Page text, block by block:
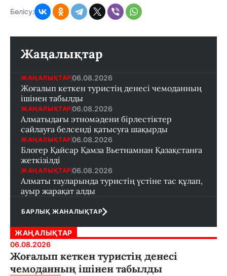
Бөлісу:
Жаңалықтар
ЖАҢАЛЫҚТАР 06.08.2026
Жоғалып кеткен туристің денесі чемоданның
ішінен табылды
ЖАҢАЛЫҚТАР 06.08.2026
Алматыдағы этномәдени бірлестіктер
сайлауға белсенді қатысуға шақырды
ЖАҢАЛЫҚТАР 06.08.2026
Блогер Қайсар Қамза Вьетнамнан Қазақстанға
жеткізілді
ЖАҢАЛЫҚТАР 06.08.2026
Алматы тауларында туристің үстіне тас құлап,
ауыр жарақат алды
БАРЛЫҚ ЖАНАЛЫҚТАР
ЖАҢАЛЫҚТАР
06.08.2026
Жоғалып кеткен туристің денесі
чемоданның ішінен табылды